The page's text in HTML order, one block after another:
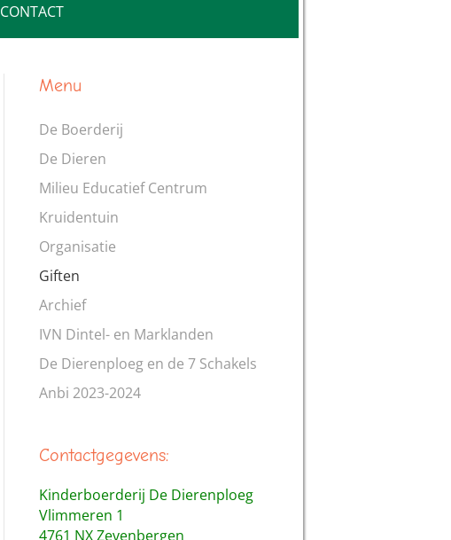
CONTACT
Menu
De Boerderij
De Dieren
Milieu Educatief Centrum
Kruidentuin
Organisatie
Giften
Archief
IVN Dintel- en Marklanden
De Dierenploeg en de 7 Schakels
Anbi 2023-2024
Contactgegevens:
Kinderboerderij De Dierenploeg
Vlimmeren 1
4761 NX Zevenbergen